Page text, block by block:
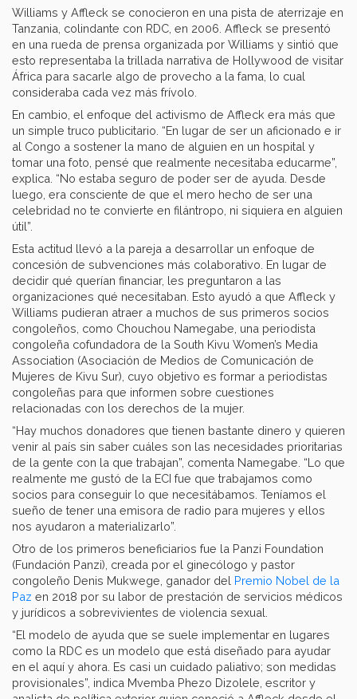
Williams y Affleck se conocieron en una pista de aterrizaje en
Tanzania, colindante con RDC, en 2006. Affleck se presentó
en una rueda de prensa organizada por Williams y sintió que
esto representaba la trillada narrativa de Hollywood de visitar
África para sacarle algo de provecho a la fama, lo cual
consideraba cada vez más frívolo.
En cambio, el enfoque del activismo de Affleck era más que
un simple truco publicitario. “En lugar de ser un aficionado e ir
al Congo a sostener la mano de alguien en un hospital y
tomar una foto, pensé que realmente necesitaba educarme”,
explica. “No estaba seguro de poder ser de ayuda. Desde
luego, era consciente de que el mero hecho de ser una
celebridad no te convierte en filántropo, ni siquiera en alguien
útil”.
Esta actitud llevó a la pareja a desarrollar un enfoque de
concesión de subvenciones más colaborativo. En lugar de
decidir qué querían financiar, les preguntaron a las
organizaciones qué necesitaban. Esto ayudó a que Affleck y
Williams pudieran atraer a muchos de sus primeros socios
congoleños, como Chouchou Namegabe, una periodista
congoleña cofundadora de la South Kivu Women’s Media
Association (Asociación de Medios de Comunicación de
Mujeres de Kivu Sur), cuyo objetivo es formar a periodistas
congoleñas para que informen sobre cuestiones
relacionadas con los derechos de la mujer.
“Hay muchos donadores que tienen bastante dinero y quieren
venir al país sin saber cuáles son las necesidades prioritarias
de la gente con la que trabajan”, comenta Namegabe. “Lo que
realmente me gustó de la ECI fue que trabajamos como
socios para conseguir lo que necesitábamos. Teníamos el
sueño de tener una emisora de radio para mujeres y ellos
nos ayudaron a materializarlo”.
Otro de los primeros beneficiarios fue la Panzi Foundation
(Fundación Panzi), creada por el ginecólogo y pastor
congoleño Denis Mukwege, ganador del Premio Nobel de la
Paz en 2018 por su labor de prestación de servicios médicos
y jurídicos a sobrevivientes de violencia sexual.
“El modelo de ayuda que se suele implementar en lugares
como la RDC es un modelo que está diseñado para ayudar
en el aquí y ahora. Es casi un cuidado paliativo; son medidas
provisionales”, indica Mvemba Phezo Dizolele, escritor y